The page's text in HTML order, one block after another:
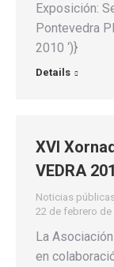
Exposición:
Pontevedra
2010 ‘)}
Details
XVI
VEDRA
Noticias
22 de febrero de
La
en